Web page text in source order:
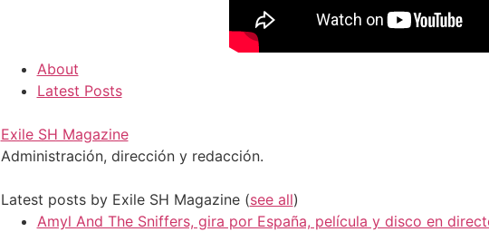
About
Latest Posts
Exile SH Magazine
Administración, dirección y redacción.
Latest posts by Exile SH Magazine (see all)
Amyl And The Sniffers, gira por España, película y disco en